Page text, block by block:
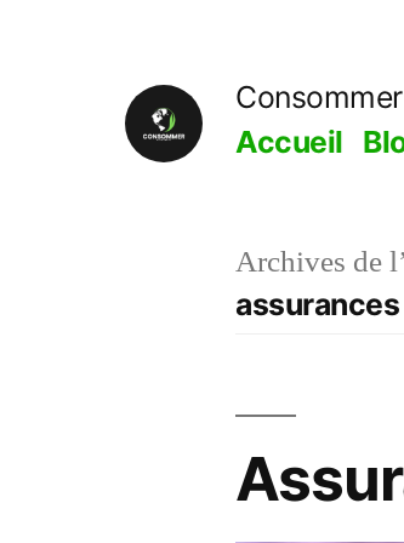
Accueil
Archives de